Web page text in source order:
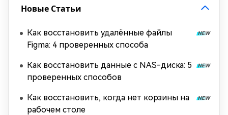
Новые Статьи
Как восстановить удалённые файлы
Figma: 4 проверенных способа
Как восстановить данные с NAS-диска: 5
проверенных способов
Как восстановить, когда нет корзины на
рабочем столе